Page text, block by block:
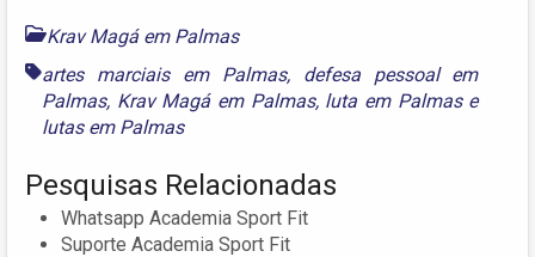
Krav Magá em Palmas
artes marciais em Palmas, defesa pessoal em
Palmas, Krav Magá em Palmas, luta em Palmase
lutas em Palmas
Pesquisas Relacionadas
Whatsapp Academia Sport Fit
Suporte Academia Sport Fit